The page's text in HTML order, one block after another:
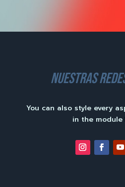
nuestras
You can also style every
in the module